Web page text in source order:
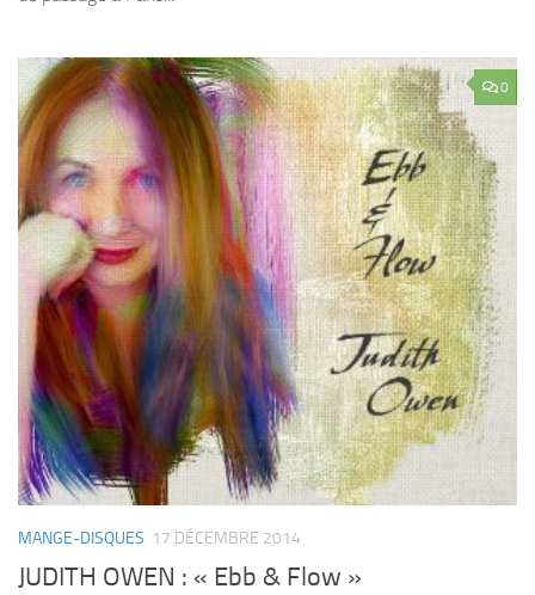
0
MANGE-DISQUES 17 DÉCEMBRE 2014
JUDITH OWEN : « Ebb & Flow »